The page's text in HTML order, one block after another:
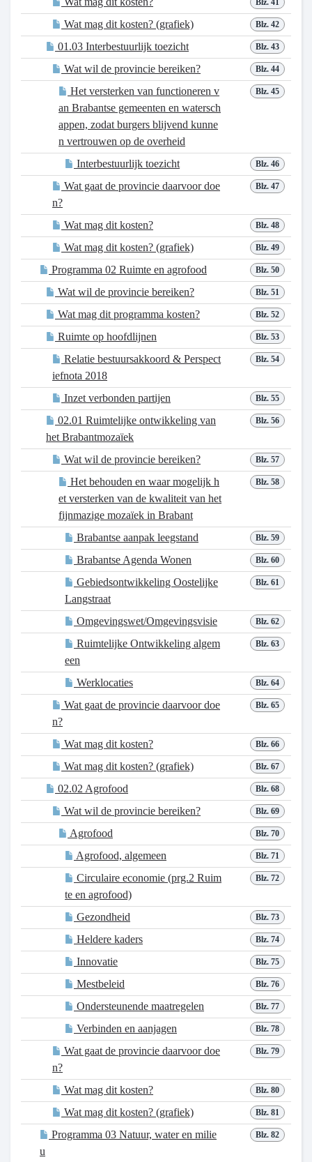
Blz. 41
Blz. 42
Wat mag dit kosten? (grafiek)
Blz. 43
01.03 Interbestuurlijk toezicht
Blz. 44
Wat wil de provincie bereiken?
Blz. 45
Het versterken van functioneren v
an Brabantse gemeenten en watersch
appen, zodat burgers blijvend kunne
n vertrouwen op de overheid
Blz. 46
Interbestuurlijk toezicht
Blz. 47
Wat gaat de provincie daarvoor doe
n?
Blz. 48
Wat mag dit kosten?
Blz. 49
Wat mag dit kosten? (grafiek)
Blz. 50
Programma 02 Ruimte en agrofood
Blz. 51
Wat wil de provincie bereiken?
Blz. 52
Wat mag dit programma kosten?
Blz. 53
Ruimte op hoofdlijnen
Blz. 54
Relatie bestuursakkoord & Perspect
iefnota 2018
Blz. 55
Inzet verbonden partijen
Blz. 56
02.01 Ruimtelijke ontwikkeling van
het Brabantmozaïek
Blz. 57
Wat wil de provincie bereiken?
Blz. 58
Het behouden en waar mogelijk h
et versterken van de kwaliteit van het
fijnmazige mozaïek in Brabant
Blz. 59
Brabantse aanpak leegstand
Blz. 60
Brabantse Agenda Wonen
Blz. 61
Gebiedsontwikkeling Oostelijke
Langstraat
Blz. 62
Omgevingswet/Omgevingsvisie
Blz. 63
Ruimtelijke Ontwikkeling algem
een
Blz. 64
Werklocaties
Blz. 65
Wat gaat de provincie daarvoor doe
n?
Blz. 66
Wat mag dit kosten?
Blz. 67
Wat mag dit kosten? (grafiek)
Blz. 68
02.02 Agrofood
Blz. 69
Wat wil de provincie bereiken?
Blz. 70
Agrofood
Blz. 71
Agrofood, algemeen
Blz. 72
Circulaire economie (prg.2 Ruim
te en agrofood)
Blz. 73
Gezondheid
Blz. 74
Heldere kaders
Blz. 75
Innovatie
Blz. 76
Mestbeleid
Blz. 77
Ondersteunende maatregelen
Blz. 78
Verbinden en aanjagen
Blz. 79
Wat gaat de provincie daarvoor doe
n?
Blz. 80
Wat mag dit kosten?
Blz. 81
Wat mag dit kosten? (grafiek)
Blz. 82
Programma 03 Natuur, water en milie
u